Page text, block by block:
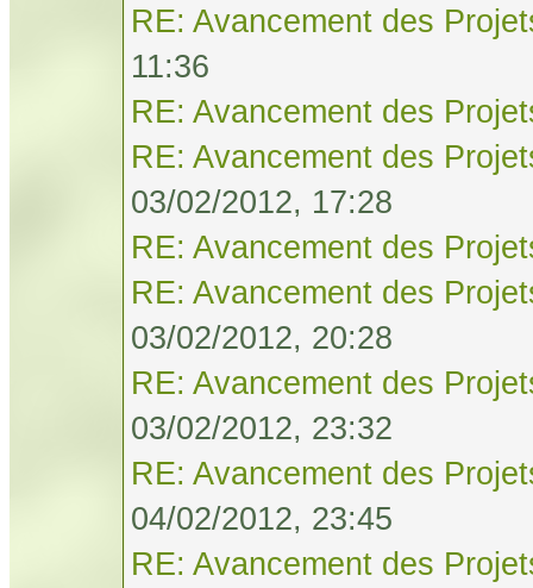
RE: Avancement des
11:36
RE: Avancement des
RE: Avancement des
03/02/2012, 17:28
RE: Avancement des
RE: Avancement des
03/02/2012, 20:28
RE: Avancement des
03/02/2012, 23:32
RE: Avancement des
04/02/2012, 23:45
RE: Avancement des